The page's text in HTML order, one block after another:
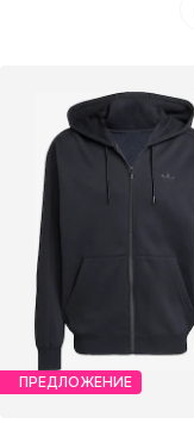
ПРЕДЛОЖЕНИЕ